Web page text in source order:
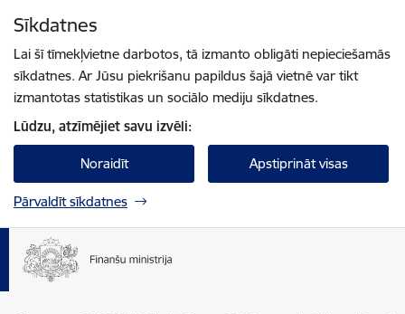
Sīkdatnes
Lai šī tīmekļvietne darbotos, tā izmanto obligāti nepieciešamās
sīkdatnes. Ar Jūsu piekrišanu papildus šajā vietnē var tikt
izmantotas statistikas un sociālo mediju sīkdatnes.
Lūdzu, atzīmējiet savu izvēli:
Noraidīt Apstiprināt visas
Pārvaldīt sīkdatnes